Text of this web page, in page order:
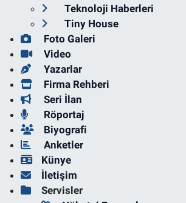
Teknoloji Haberleri
Tiny House
Foto Galeri
Video
Yazarlar
Firma Rehberi
Seri İlan
Röportaj
Biyografi
Anketler
Künye
İletişim
Servisler